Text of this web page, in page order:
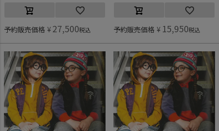
予約販売価格 ¥ 27,500税込 予約販売価格 ¥ 15,950税込